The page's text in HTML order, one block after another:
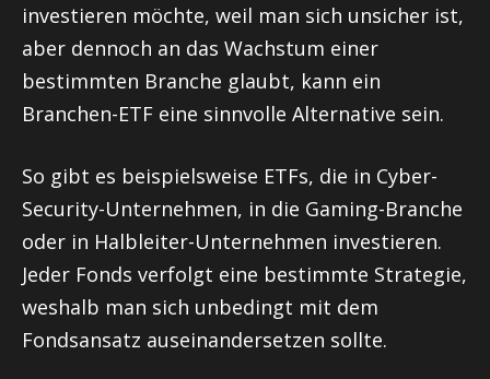
investieren möchte, weil man sich unsicher ist,
aber dennoch an das Wachstum einer
bestimmten Branche glaubt, kann ein
Branchen-ETF eine sinnvolle Alternative sein.
So gibt es beispielsweise ETFs, die in Cyber-
Security-Unternehmen, in die Gaming-Branche
oder in Halbleiter-Unternehmen investieren.
Jeder Fonds verfolgt eine bestimmte Strategie,
weshalb man sich unbedingt mit dem
Fondsansatz auseinandersetzen sollte.